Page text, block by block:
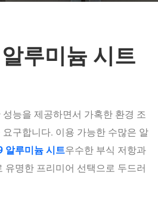
루미늄 시트
능을 제공하면서 가혹한 환경 조
구합니다. 이용 가능한 수많은 알
알루미늄 시트우수한 부식 저항과
유명한 프리미어 선택으로 두드러